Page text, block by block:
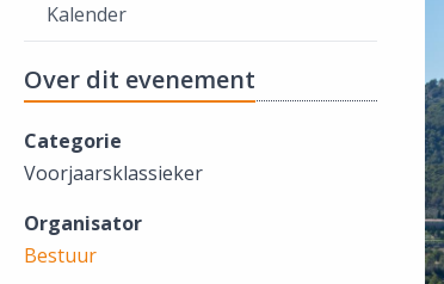
Kalender
Over dit evenement
Categorie
Voorjaarsklassieker
Organisator
Bestuur